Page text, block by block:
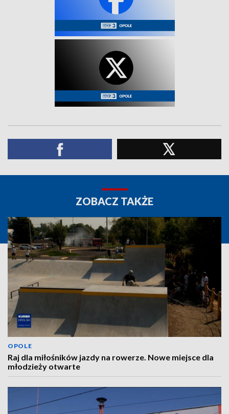
ZOBACZ TAKŻE
OPOLE
Raj dla miłośników jazdy na rowerze. Nowe miejsce dla
młodzieży otwarte